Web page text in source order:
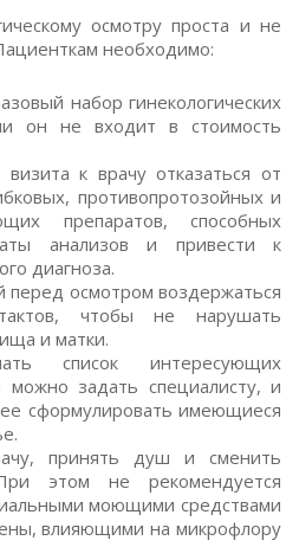
осмотру проста и не
необходимо:
набор гинекологических
он не входит в стоимость
к врачу отказаться от
противопротозойных и
препаратов, способных
анализов и привести к
диагноза.
перед осмотром воздержаться
чтобы не нарушать
и матки.
список интересующих
можно задать специалисту, и
сформулировать имеющиеся
принять душ и сменить
этом не рекомендуется
моющими средствами
влияющими на микрофлору